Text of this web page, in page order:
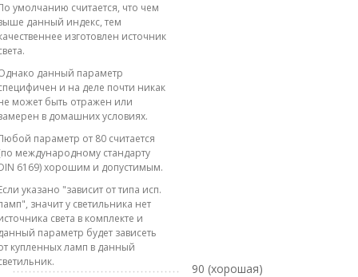
умолчанию считается, что чем
данный индекс, тем
изготовлен источник
данный параметр
и на деле почти никак
может быть отражен или
в домашних условиях.
параметр от 80 считается
международному стандарту
6169) хорошим и допустимым.
указано "зависит от типа исп.
значит у светильника нет
света в комплекте и
параметр будет зависеть
купленных ламп в данный
90 (хорошая)